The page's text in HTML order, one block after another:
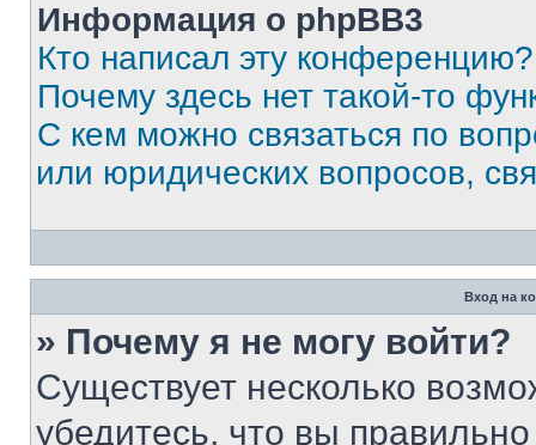
Информация о phpBB3
Кто написал эту конференцию?
Почему здесь нет такой-то
С кем можно связаться по
или юридических вопросов,
Вход на
» Почему я не могу войти?
Существует несколько
убедитесь, что вы